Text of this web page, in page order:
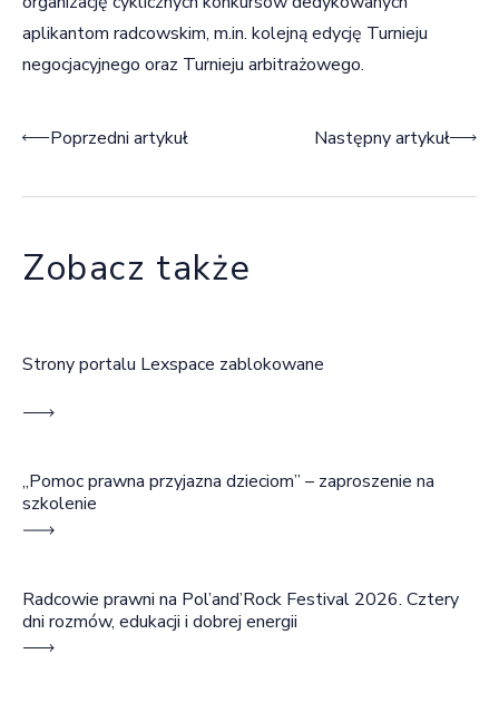
aplikantom radcowskim, m.in. kolejną edycję Turnieju
negocjacyjnego oraz Turnieju arbitrażowego.
Nawigacja wpisu
Poprzedni artykuł Następny artykuł
Zobacz także
Strony portalu Lexspace zablokowane
„Pomoc prawna przyjazna dzieciom” – zaproszenie na
szkolenie
Radcowie prawni na Pol’and’Rock Festival 2026. Cztery
dni rozmów, edukacji i dobrej energii